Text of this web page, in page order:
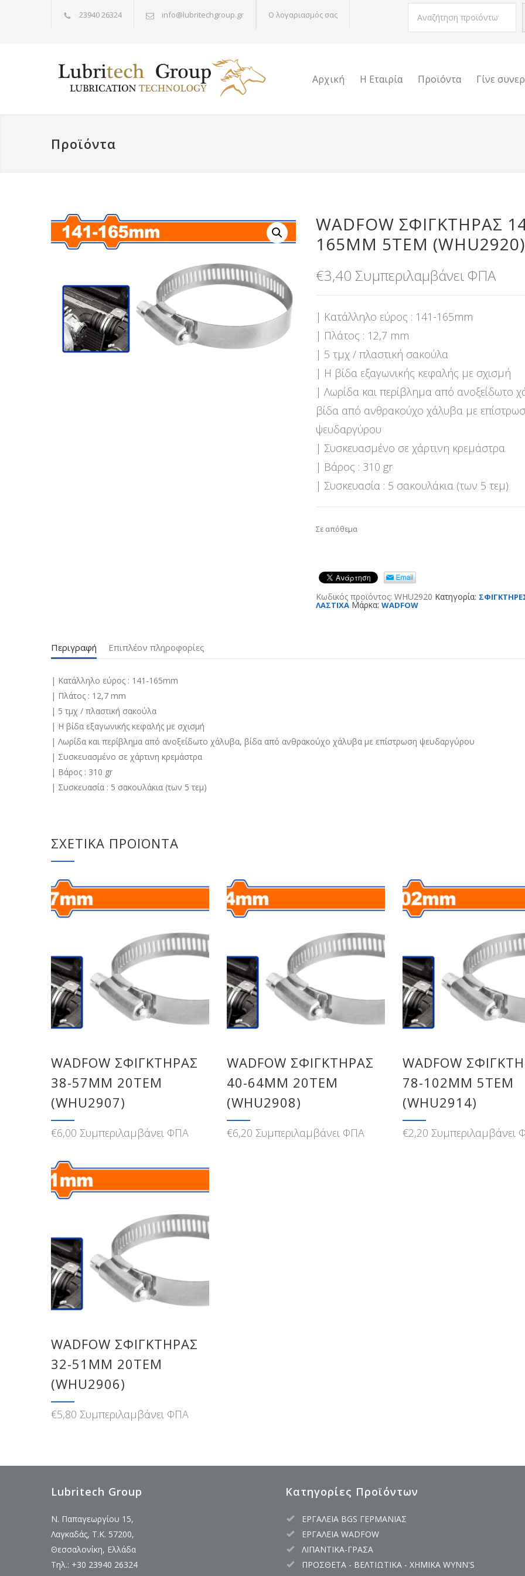
23940 26324 info@lubritechgroup.gr Ο λογαριασμός σας
Αναζήτηση
Αρχική Η Εταιρία Προϊόντα Γίνε
Προϊόντα
WADFOW ΣΦΙΓΚΤΗΡΑΣ
165MM 5ΤΕΜ (WHU2920)
€3,40 Συμπεριλαμβάνει ΦΠΑ
| Κατάλληλο εύρος : 141-165mm
| Πλάτος : 12,7 mm
| 5 τμχ / πλαστική σακούλα
| Η βίδα εξαγωνικής κεφαλής με σχισμή
| Λωρίδα και περίβλημα από ανοξείδωτο
βίδα από ανθρακούχο χάλυβα με
ψευδαργύρου
| Συσκευασμένο σε χάρτινη κρεμάστρα
| Βάρος : 310 gr
| Συσκευασία : 5 σακουλάκια (των 5 τεμ)
Σε απόθεμα
Κωδικός προϊόντος:WHU2920 Κατηγορία:
ΛΑΣΤΙΧΑ Μάρκα:WADFOW
Περιγραφή Επιπλέον πληροφορίες
| Κατάλληλο εύρος : 141-165mm
| Πλάτος : 12,7 mm
| 5 τμχ / πλαστική σακούλα
| Η βίδα εξαγωνικής κεφαλής με σχισμή
| Λωρίδα και περίβλημα από ανοξείδωτο χάλυβα, βίδα από ανθρακούχο χάλυβα με επίστρωση ψευδαργύρου
| Συσκευασμένο σε χάρτινη κρεμάστρα
| Βάρος : 310 gr
| Συσκευασία : 5 σακουλάκια (των 5 τεμ)
ΣΧΕΤΙΚΆ ΠΡΟΪΌΝΤΑ
WADFOW ΣΦΙΓΚΤΗΡΑΣ
38-57MM 20ΤΕΜ
(WHU2907)
€6,00 Συμπεριλαμβάνει ΦΠΑ
WADFOW ΣΦΙΓΚΤΗΡΑΣ
40-64MM 20ΤΕΜ
(WHU2908)
€6,20 Συμπεριλαμβάνει ΦΠΑ
WADFOW
78-102MM 5ΤΕΜ
(WHU2914)
€2,20 Συμπεριλαμβάνει
WADFOW ΣΦΙΓΚΤΗΡΑΣ
32-51MM 20ΤΕΜ
(WHU2906)
€5,80 Συμπεριλαμβάνει ΦΠΑ
Lubritech Group
Ν. Παπαγεωργίου 15,
Λαγκαδάς, Τ.Κ. 57200,
Θεσσαλονίκη, Ελλάδα
Τηλ.: +30 23940 26324
Κατηγορίες Προϊόντων
ΕΡΓΑΛΕΙΑ BGS ΓΕΡΜΑΝΙΑΣ
ΕΡΓΑΛΕΙΑ WADFOW
ΛΙΠΑΝΤΙΚΑ-ΓΡΑΣΑ
ΠΡΟΣΘΕΤΑ - ΒΕΛΤΙΩΤΙΚΑ - ΧΗΜΙΚΑ WYNN'S